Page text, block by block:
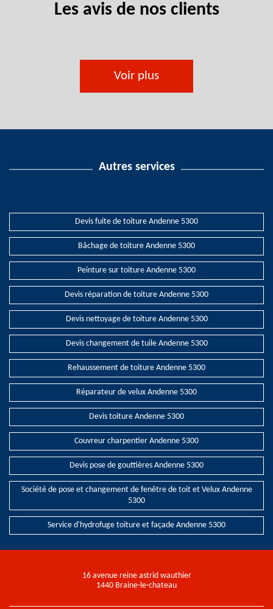
Les avis de nos clients
Voir plus
Autres services
Devis fuite de toiture Andenne 5300
Bâchage de toiture Andenne 5300
Peinture sur toiture Andenne 5300
Devis réparation de toiture Andenne 5300
Devis nettoyage de toiture Andenne 5300
Devis changement de tuile Andenne 5300
Rehaussement de toiture Andenne 5300
Réparateur de velux Andenne 5300
Devis toiture Andenne 5300
Couvreur charpentier Andenne 5300
Devis pose de gouttières Andenne 5300
Société de pose et changement de fenêtre de toit et Velux Andenne
5300
Service d'hydrofuge toiture et façade Andenne 5300
16 avenue reine astrid wauthier
1440 Braine-le-chateau